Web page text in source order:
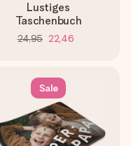
Lustiges
Taschenbuch
24,95 22,46
Sale